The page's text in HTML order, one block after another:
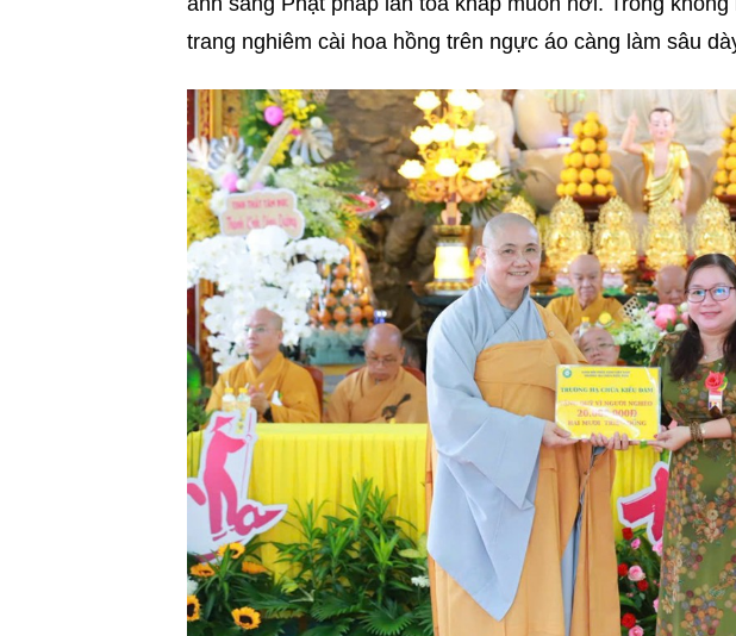
trang nghiêm cài hoa hồng trên ngực áo càng làm sâu